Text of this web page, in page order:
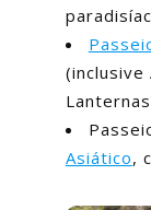
(inclusive
Asiático,